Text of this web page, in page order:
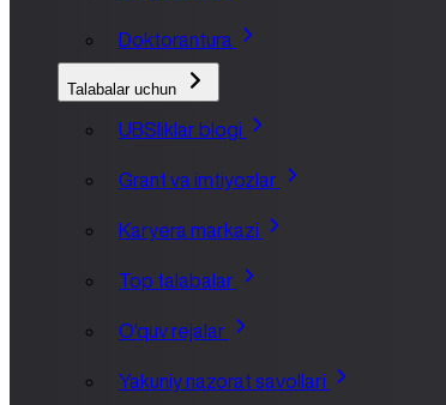
Doktorantura
Talabalar uchun
UBSliklar blogi
Grant va imtiyozlar
Karyera markazi
Top talabalar
O'quv rejalar
Yakuniy nazorat savollari